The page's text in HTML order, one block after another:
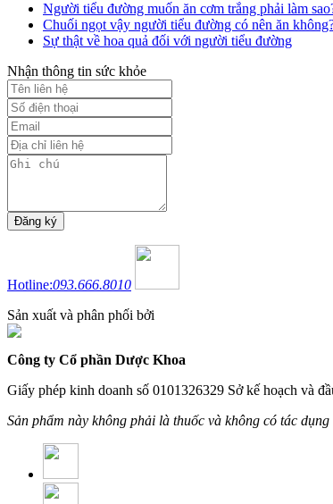
Người tiểu đường muốn ăn cơm trắng phải làm
Chuối ngọt vậy người tiểu đường có nên ăn
Sự thật về hoa quả đối với người tiểu đường
Nhận thông tin sức khỏe
Hotline:093.666.8010
Sản xuất và phân phối bởi
Công ty Cổ phần Dược Khoa
Giấy phép kinh doanh số 0101326329 Sở kế hoạch và
Sản phẩm này không phải là thuốc và không có tác